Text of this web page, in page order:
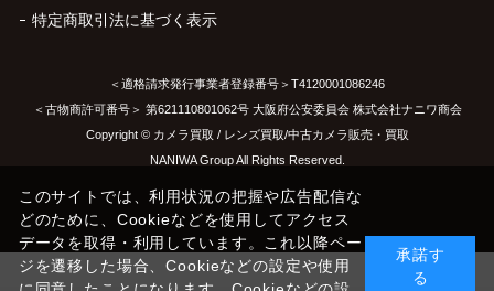
特定商取引法に基づく表示
＜適格請求発行事業者登録番号＞T4120001086246
＜古物商許可番号＞ 第621110801062号 大阪府公安委員会 株式会社ナニワ商会
Copyright © カメラ買取 / レンズ買取/中古カメラ販売・買取
NANIWA Group All Rights Reserved.
このサイトでは、利用状況の把握や広告配信な
どのために、Cookieなどを使用してアクセス
データを取得・利用しています。これ以降ペー
ジを遷移した場合、Cookieなどの設定や使用
承諾す
る